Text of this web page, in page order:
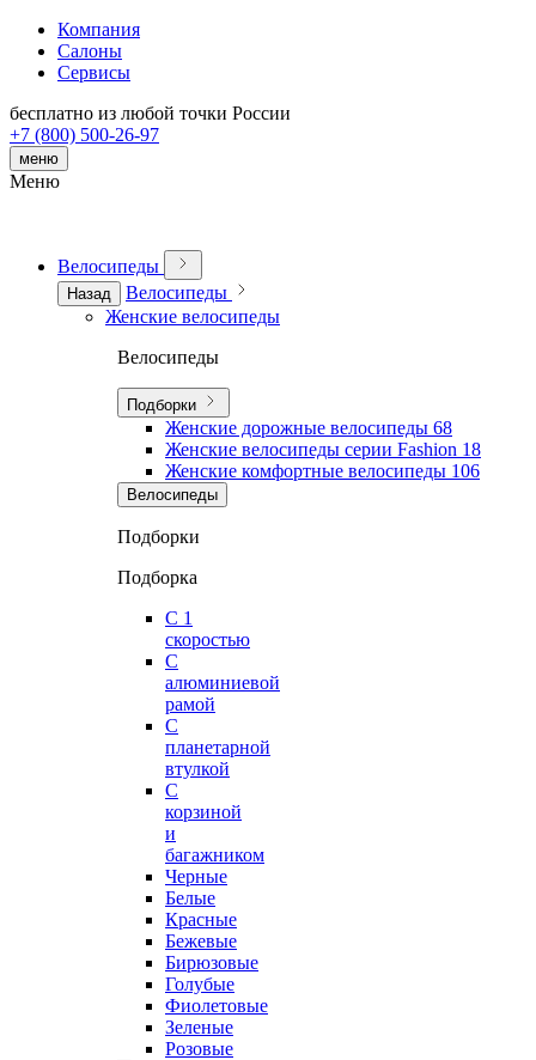
Компания
Салоны
Сервисы
бесплатно из любой точки России
+7 (800) 500-26-97
меню
Меню
Велосипеды
Назад
Велосипеды
Женские велосипеды
Велосипеды
Подборки
Женские дорожные велосипеды 68
Женские велосипеды серии Fashion 18
Женские комфортные велосипеды 106
Велосипеды
Подборки
Подборка
С 1
скоростью
С
алюминиевой
рамой
С
планетарной
втулкой
С
корзиной
и
багажником
Черные
Белые
Красные
Бежевые
Бирюзовые
Голубые
Фиолетовые
Зеленые
Розовые